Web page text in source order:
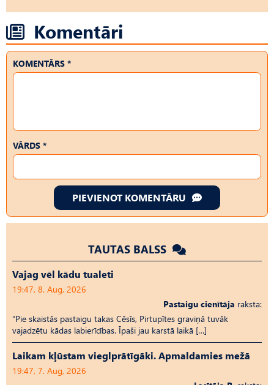
Komentāri
KOMENTĀRS *
VĀRDS *
PIEVIENOT KOMENTĀRU
TAUTAS BALSS
Vajag vēl kādu tualeti
19:47, 8. Aug, 2026
Pastaigu cienītāja raksta:
“Pie skaistās pastaigu takas Cēsīs, Pirtupītes graviņā tuvāk
vajadzētu kādas labierīcības. Īpaši jau karstā laikā […]
Laikam kļūstam vieglprātīgāki. Apmaldamies mežā
19:47, 7. Aug, 2026